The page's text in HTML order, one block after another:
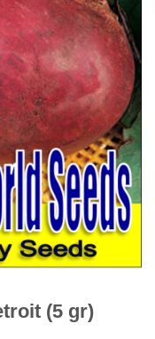
(5 gr)